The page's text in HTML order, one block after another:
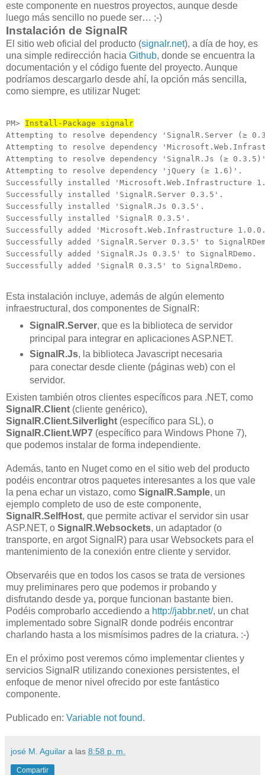
este componente en nuestros proyectos, aunque desde
luego más sencillo no puede ser… ;-)
Instalación de SignalR
El sitio web oficial del producto (signalr.net), a día de hoy, es
una simple redirección hacia Github, donde se encuentra la
documentación y el código fuente del proyecto. Aunque
podríamos descargarlo desde ahí, la opción más sencilla,
como siempre, es utilizar Nuget:
PM> Install-Package signalr
Attempting to resolve dependency 'SignalR.Server (≥
Attempting to resolve dependency
Attempting to resolve dependency 'SignalR.Js (≥
Attempting to resolve dependency 'jQuery (≥ 1.6)'.
Successfully installed 'Microsoft.Web.Infrastructure
Successfully installed 'SignalR.Server 0.3.5'.
Successfully installed 'SignalR.Js 0.3.5'.
Successfully installed 'SignalR 0.3.5'.
Successfully added 'Microsoft.Web.Infrastructure
Successfully added 'SignalR.Server 0.3.5' to
Successfully added 'SignalR.Js 0.3.5' to SignalRDemo.
Successfully added 'SignalR 0.3.5' to SignalRDemo.
Esta instalación incluye, además de algún elemento
infraestructural, dos componentes de SignalR:
SignalR.Server, que es la biblioteca de servidor
principal para integrar en aplicaciones ASP.NET.
SignalR.Js, la biblioteca Javascript necesaria
para conectar desde cliente (páginas web) con el
servidor.
Existen también otros clientes específicos para .NET, como
SignalR.Client (cliente genérico),
SignalR.Client.Silverlight (específico para SL), o
SignalR.Client.WP7 (específico para Windows Phone 7),
que podemos instalar de forma independiente.
Además, tanto en Nuget como en el sitio web del producto
podéis encontrar otros paquetes interesantes a los que vale
la pena echar un vistazo, como SignalR.Sample, un
ejemplo completo de uso de este componente,
SignalR.SelfHost, que permite activar el servidor sin usar
ASP.NET, o SignalR.Websockets, un adaptador (o
transporte, en argot SignalR) para usar Websockets para el
mantenimiento de la conexión entre cliente y servidor.
Observaréis que en todos los casos se trata de versiones
muy preliminares pero que podemos ir probando y
disfrutando desde ya, porque funcionan bastante bien.
Podéis comprobarlo accediendo a http://jabbr.net/, un chat
implementado sobre SignalR donde podréis encontrar
charlando hasta a los mismísimos padres de la criatura. :-)
En el próximo post veremos cómo implementar clientes y
servicios SignalR utilizando conexiones persistentes, el
enfoque de menor nivel ofrecido por este fantástico
componente.
Publicado en: Variable not found.
josé M. Aguilar a las 8:58 p. m.
Compartir